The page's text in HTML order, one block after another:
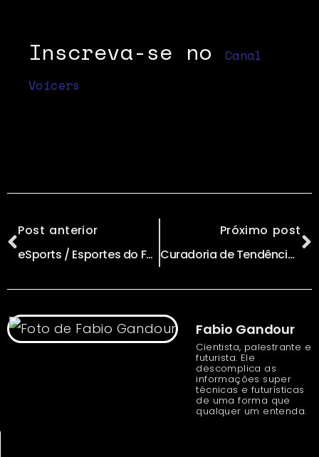
Inscreva-se no
Canal
Voicers
Post anterior
eSports / Esportes do Futuro e a Era da Abundância // por Gil Giardelli
Próximo post
Curadoria de Tendências = Antecipar Futuros // por Marcia Golfieri & Fernando Rychlewski
Fabio Gandour
Cientista, palestrante e
futurista. Ele
descomplica as
informações super
técnicas e futurísticas
de uma forma que
qualquer um entenda.